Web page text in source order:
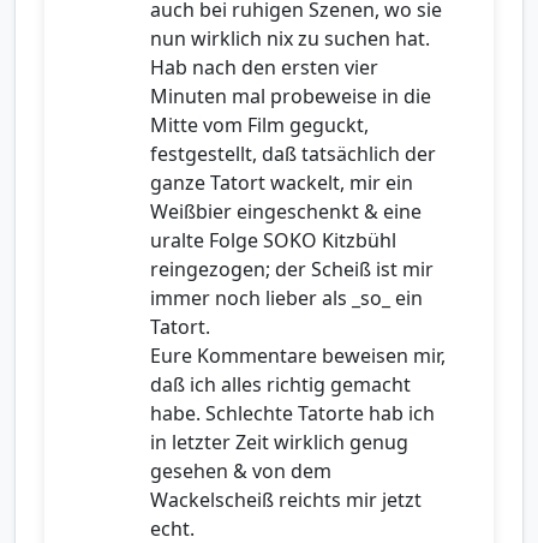
auch bei ruhigen Szenen, wo sie
nun wirklich nix zu suchen hat.
Hab nach den ersten vier
Minuten mal probeweise in die
Mitte vom Film geguckt,
festgestellt, daß tatsächlich der
ganze Tatort wackelt, mir ein
Weißbier eingeschenkt & eine
uralte Folge SOKO Kitzbühl
reingezogen; der Scheiß ist mir
immer noch lieber als _so_ ein
Tatort.
Eure Kommentare beweisen mir,
daß ich alles richtig gemacht
habe. Schlechte Tatorte hab ich
in letzter Zeit wirklich genug
gesehen & von dem
Wackelscheiß reichts mir jetzt
echt.